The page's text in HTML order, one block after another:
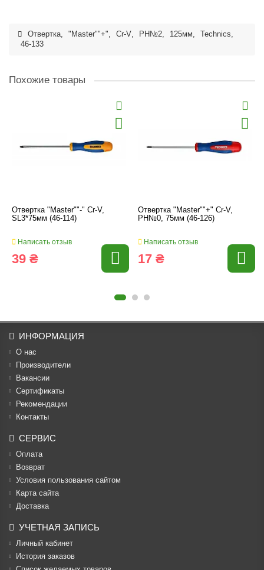
Отвертка, "Master""+", Cr-V, PH№2, 125мм, Technics,
46-133
Похожие товары
Отвертка "Master""-" Cr-V,
SL3*75мм (46-114)
Написать отзыв
39 ₴
Отвертка "Master""+" Cr-V,
PH№0, 75мм (46-126)
Написать отзыв
17 ₴
ИНФОРМАЦИЯ
О нас
Производители
Вакансии
Cертификаты
Рекомендации
Контакты
СЕРВИС
Оплата
Возврат
Условия пользования сайтом
Карта сайта
Доставка
УЧЕТНАЯ ЗАПИСЬ
Личный кабинет
История заказов